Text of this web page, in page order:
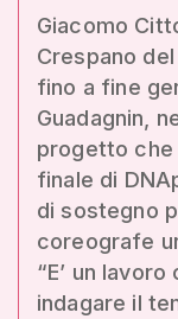
Giacomo
Crespano
fino a fine
Guadagnin,
progetto che
finale di
di sostegno
coreografe
“E’ un
indagare il